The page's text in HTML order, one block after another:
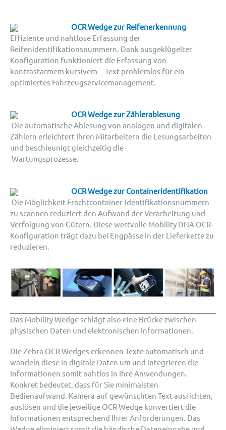
OCR Wedge zur Reifenerkennung
Effiziente und nahtlose Erfassung der
Reifenidentifikationsnummern. Dank ausgeklügelter
Konfiguration funktioniert die Erfassung von
kontrastarmem kursivem Text problemlos für ein
optimiertes Fahrzeugservicemanagement.
OCR Wedge zur Zählerablesung
Die automatische Ablesung von analogen und digitalen
Zählern erleichtert Ihren Mitarbeitern die Lesungsarbeiten
und beschleunigt gleichzeitig die
Wartungsprozesse.
OCR Wedge zur Containeridentifikation
Die Möglichkeit Frachtcontainer-Identifikationsnummern
zu scannen reduziert den Aufwand der Verarbeitung und
Verfolgung von Gütern. Diese wertvolle Mobility DNA OCR-
Konfiguration trägt dazu bei Engpässe in der Lieferkette zu
reduzieren.
Das Mobility Wedge schlägt also eine Brücke zwischen
physischen Daten und elektronischen Informationen.
Die Zebra OCR Wedges erkennen Texte automatisch und
wandeln diese in digitale Daten um und integrieren die
Informationen somit nahtlos in Ihre Anwendungen.
Konkret bedeutet, dass für Sie minimalsten
Bedienaufwand. Kamera auf gewünschten Text ausrichten,
auslösen und die jeweilige OCR Wedge konvertiert die
Informationen entsprechend Ihrer Anforderungen. Das